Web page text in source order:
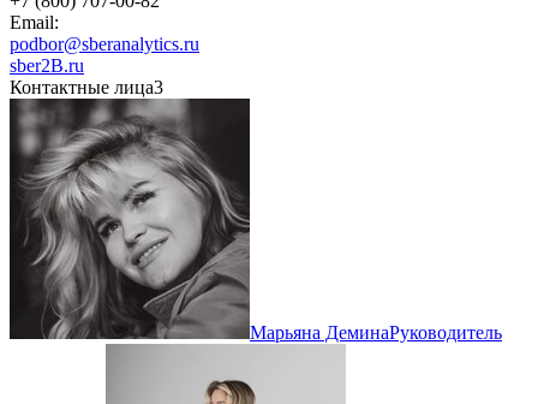
Email:
podbor@sberanalytics.ru
sber2B.ru
Контактные лица3
Марьяна ДеминаРуководитель